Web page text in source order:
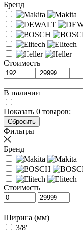
Бренд
Стоимость
В наличии
Показать 0 товаров:
Фильтры
Бренд
Стоимость
Ширина (мм)
3/8"